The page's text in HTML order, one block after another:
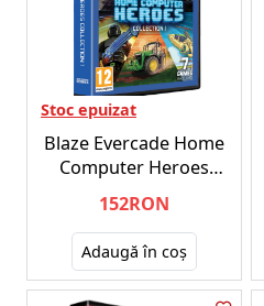
Stoc epuizat
Blaze Evercade Home
Computer Heroes
Collection 1
152RON
Adaugă în coş